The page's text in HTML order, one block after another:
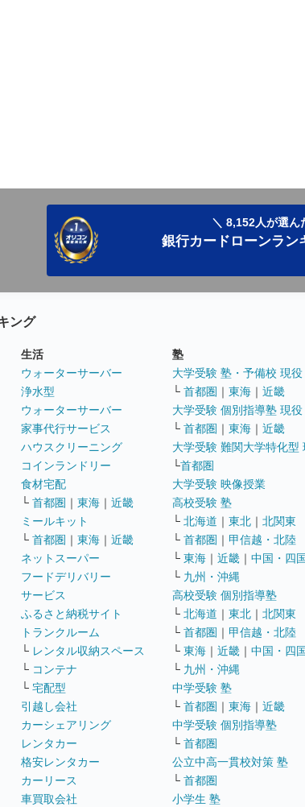
＼ 8,152人が選ん
銀行カードローンラン
ング
生活
ウォーターサーバー
浄水型
ウォーターサーバー
家事代行サービス
ハウスクリーニング
コインランドリー
食材宅配
└ 首都圏 ｜ 東海 ｜ 近畿
ミールキット
└ 首都圏 ｜ 東海 ｜ 近畿
ネットスーパー
フードデリバリー
サービス
ふるさと納税サイト
トランクルーム
└ レンタル収納スペース
└ コンテナ
└ 宅配型
引越し会社
カーシェアリング
レンタカー
格安レンタカー
カーリース
車買取会社
塾
大学受験 塾・予備校 現役
└ 首都圏 ｜ 東海 ｜ 近畿
大学受験 個別指導塾 現役
└ 首都圏 ｜ 東海 ｜ 近畿
大学受験 難関大学特化型
└首都圏
大学受験 映像授業
高校受験 塾
└ 北海道 ｜ 東北 ｜ 北関東
└ 首都圏 ｜ 甲信越・北陸
└ 東海 ｜ 近畿 ｜ 中国・四国
└ 九州・沖縄
高校受験 個別指導塾
└ 北海道 ｜ 東北 ｜ 北関東
└ 首都圏 ｜ 甲信越・北陸
└ 東海 ｜ 近畿 ｜ 中国・四国
└ 九州・沖縄
中学受験 塾
└ 首都圏 ｜ 東海 ｜ 近畿
中学受験 個別指導塾
└ 首都圏
公立中高一貫校対策 塾
└ 首都圏
小学生 塾